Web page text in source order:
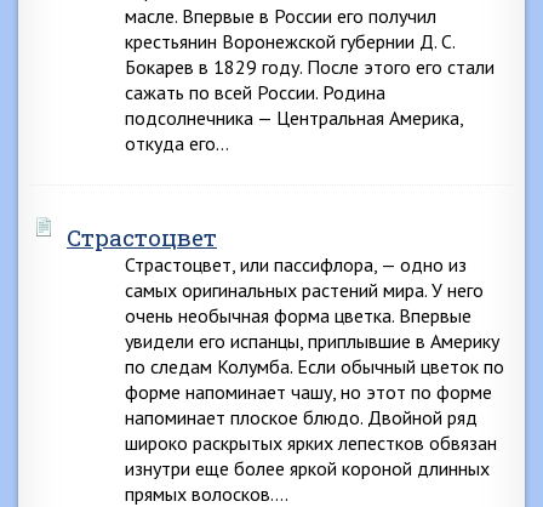
масле. Впервые в России его получил
крестьянин Воронежской губернии Д. С.
Бокарев в 1829 году. После этого его стали
сажать по всей России. Родина
подсолнечника — Центральная Америка,
откуда его…
Страстоцвет
Страстоцвет, или пассифлора, — одно из
самых оригинальных растений мира. У него
очень необычная форма цветка. Впервые
увидели его испанцы, приплывшие в Америку
по следам Колумба. Если обычный цветок по
форме напоминает чашу, но этот по форме
напоминает плоское блюдо. Двойной ряд
широко раскрытых ярких лепестков обвязан
изнутри еще более яркой короной длинных
прямых волосков….